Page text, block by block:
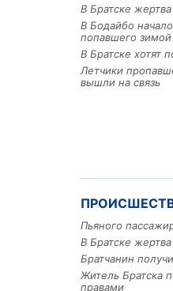
В Братске
В Бодайбо
попавшего
В Братске хотят
Летчики
вышли на связь
Пьяного
В Братске
Братчанин
Житель Братска
правами